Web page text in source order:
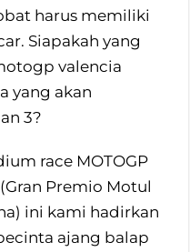
harus memiliki
Siapakah yang
valencia
yang akan
3?
race MOTOGP
(Gran Premio Motul
ini kami hadirkan
ajang balap